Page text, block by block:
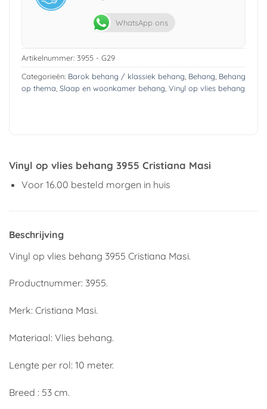
WhatsApp ons
Artikelnummer: 3955 - G29
Categorieën: Barok behang / klassiek behang Behang Behang
op thema Slaap en woonkamer behang Vinyl op vlies behang
Vinyl op vlies behang 3955 Cristiana Masi
Voor 16.00 besteld morgen in huis
Beschrijving
Vinyl op vlies behang 3955 Cristiana Masi.
Productnummer: 3955.
Merk: Cristiana Masi.
Materiaal: Vlies behang.
Lengte per rol: 10 meter.
Breed : 53 cm.